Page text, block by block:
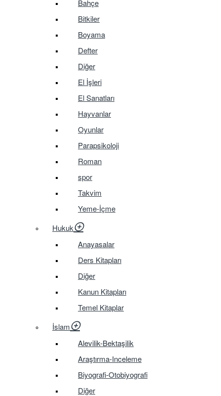
Bahçe
Bitkiler
Boyama
Defter
Diğer
El İşleri
El Sanatları
Hayvanlar
Oyunlar
Parapsikoloji
Roman
spor
Takvim
Yeme-İçme
Hukuk
Anayasalar
Ders Kitapları
Diğer
Kanun Kitapları
Temel Kitaplar
İslam
Alevilik-Bektaşilik
Araştırma-Inceleme
Biyografi-Otobiyografi
Diğer